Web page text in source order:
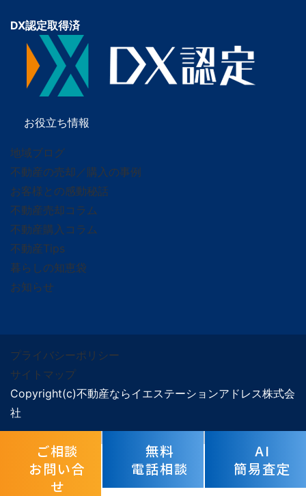
DX認定取得済
お役立ち情報
地域ブログ
不動産の売却／購入の事例
お客様との感動秘話
不動産売却コラム
不動産購入コラム
不動産Tips
暮らしの知恵袋
お知らせ
プライバシーポリシー
サイトマップ
Copyright(c)不動産ならイエステーションアドレス株式会
社
ご相談
お問い合
せ
無料
電話相談
AI
簡易査定